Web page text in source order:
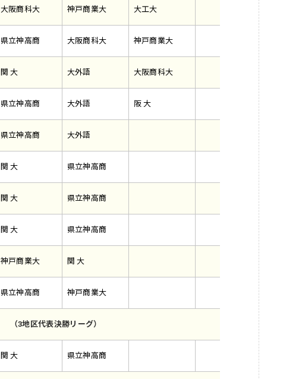
大阪商科大 神戸商業大 大工大
県立神高商 大阪商科大 神戸商業大
関 大 大外語 大阪商科大
県立神高商 大外語 阪 大
県立神高商 大外語
関 大 県立神高商
関 大 県立神高商
関 大 県立神高商
神戸商業大 関 大
県立神高商 神戸商業大
（3地区代表決勝リーグ）
関 大 県立神高商